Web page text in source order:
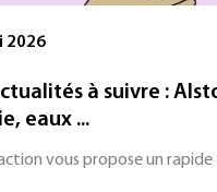
2026
à suivre :
eaux ...
vous propose un